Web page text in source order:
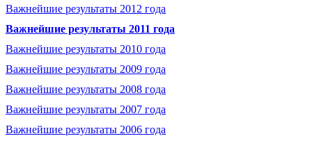
Важнейшие результаты 2012 года
Важнейшие результаты 2011 года
Важнейшие результаты 2010 года
Важнейшие результаты 2009 года
Важнейшие результаты 2008 года
Важнейшие результаты 2007 года
Важнейшие результаты 2006 года